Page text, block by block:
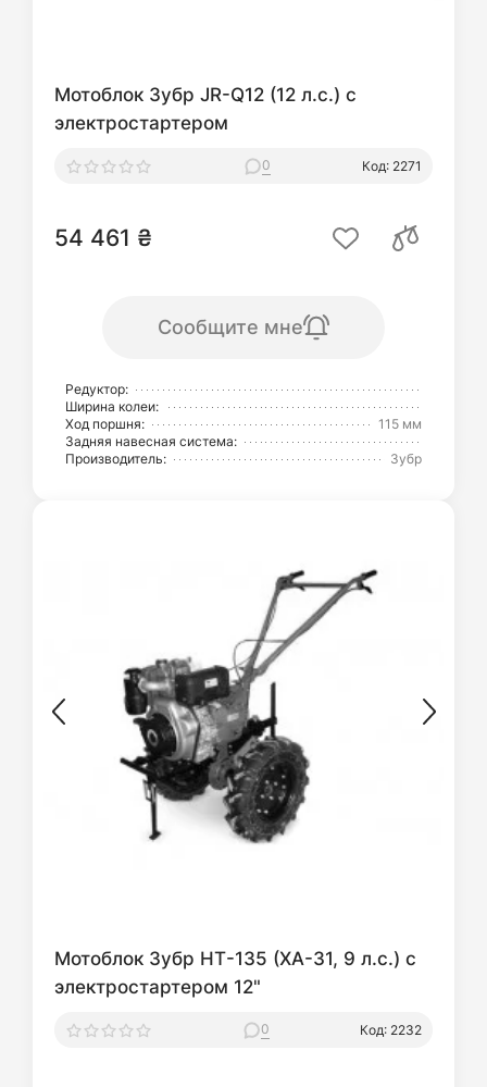
Мотоблок Зубр JR-Q12 (12 л.с.) с
электростартером
0 Код: 2271
54 461 ₴
Сообщите мне
Редуктор:
Ширина колеи:
Ход поршня:
115 мм
Задняя навесная система:
Производитель:
Зубр
Мотоблок Зубр НТ-135 (XA-31, 9 л.с.) c
электростартером 12"
0 Код: 2232